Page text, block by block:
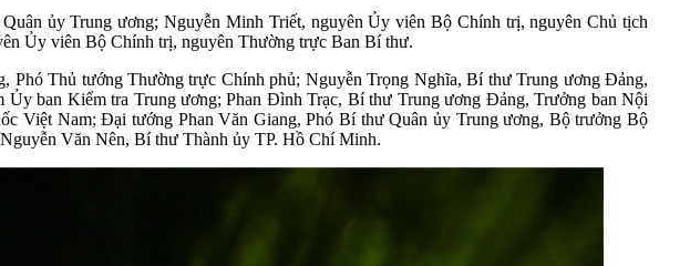
ủy Trung ương; Nguyễn Minh Triết, nguyên Ủy viên Bộ Chính trị, nguyên Chủ tịch
Ủy viên Bộ Chính trị, nguyên Thường trực Ban Bí thư.
Thủ tướng Thường trực Chính phủ; Nguyễn Trọng Nghĩa, Bí thư Trung ương Đảng,
ban Kiểm tra Trung ương; Phan Đình Trạc, Bí thư Trung ương Đảng, Trưởng ban Nội
Việt Nam; Đại tướng Phan Văn Giang, Phó Bí thư Quân ủy Trung ương, Bộ trưởng Bộ
Văn Nên, Bí thư Thành ủy TP. Hồ Chí Minh.